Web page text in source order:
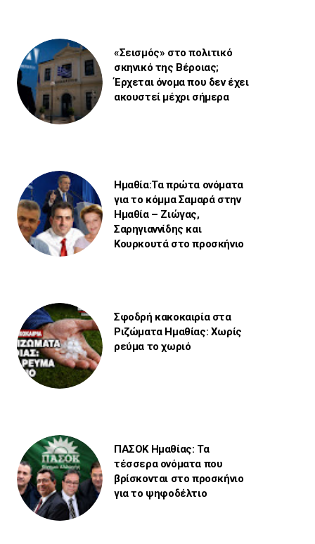
«Σεισμός» στο πολιτικό
σκηνικό της Βέροιας;
Έρχεται όνομα που δεν έχει
ακουστεί μέχρι σήμερα
Ημαθία:Τα πρώτα ονόματα
για το κόμμα Σαμαρά στην
Ημαθία – Ζιώγας,
Σαρηγιαννίδης και
Κουρκουτά στο προσκήνιο
Σφοδρή κακοκαιρία στα
Ριζώματα Ημαθίας: Χωρίς
ρεύμα το χωριό
ΠΑΣΟΚ Ημαθίας: Τα
τέσσερα ονόματα που
βρίσκονται στο προσκήνιο
για το ψηφοδέλτιο